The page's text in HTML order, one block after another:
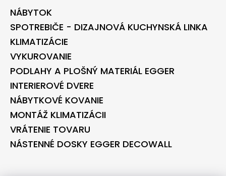
NÁBYTOK
SPOTREBIČE - DIZAJNOVÁ KUCHYNSKÁ LINKA
KLIMATIZÁCIE
VYKUROVANIE
PODLAHY A PLOŠNÝ MATERIÁL EGGER
INTERIEROVÉ DVERE
NÁBYTKOVÉ KOVANIE
MONTÁŽ KLIMATIZÁCII
VRÁTENIE TOVARU
NÁSTENNÉ DOSKY EGGER DECOWALL